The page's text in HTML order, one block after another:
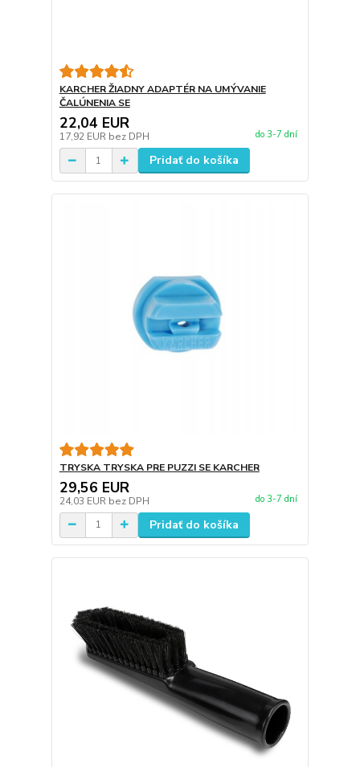
KARCHER ŽIADNY ADAPTÉR NA UMÝVANIE
ČALÚNENIA SE
22,04 EUR
17,92 EUR bez DPH do 3-7 dní
Pridať do košíka
TRYSKA TRYSKA PRE PUZZI SE KARCHER
29,56 EUR
24,03 EUR bez DPH do 3-7 dní
Pridať do košíka